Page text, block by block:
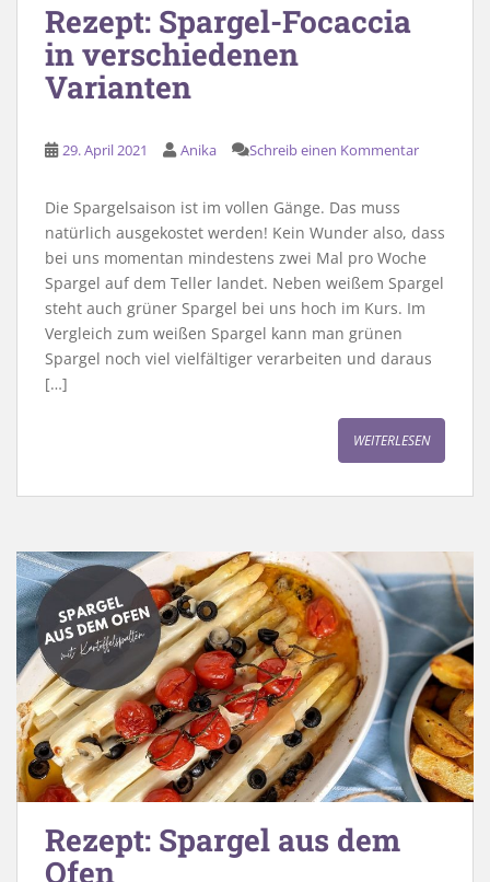
Rezept: Spargel-Focaccia
in verschiedenen
Varianten
29. April 2021 Anika Schreib einen Kommentar
Die Spargelsaison ist im vollen Gänge. Das muss
natürlich ausgekostet werden! Kein Wunder also, dass
bei uns momentan mindestens zwei Mal pro Woche
Spargel auf dem Teller landet. Neben weißem Spargel
steht auch grüner Spargel bei uns hoch im Kurs. Im
Vergleich zum weißen Spargel kann man grünen
Spargel noch viel vielfältiger verarbeiten und daraus
[…]
WEITERLESEN
Rezept: Spargel aus dem
Ofen